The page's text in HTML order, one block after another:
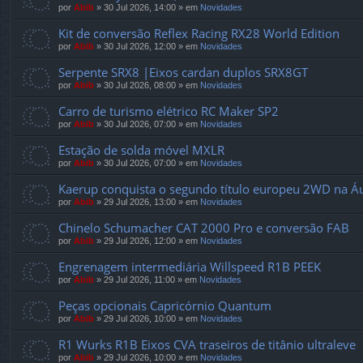
por Abib » 30 Jul 2026, 14:00 » em Novidades
Kit de conversão Reflex Racing RX28 World Edition
por Abib » 30 Jul 2026, 12:00 » em Novidades
Serpente SRX8 |Eixos cardan duplos SRX8GT
por Abib » 30 Jul 2026, 08:00 » em Novidades
Carro de turismo elétrico RC Maker SP2
por Abib » 30 Jul 2026, 07:00 » em Novidades
Estação de solda móvel MXLR
por Abib » 30 Jul 2026, 07:00 » em Novidades
Kaerup conquista o segundo título europeu 2WD na
por Abib » 29 Jul 2026, 13:00 » em Novidades
Chinelo Schumacher CAT 2000 Pro e conversão FAB
por Abib » 29 Jul 2026, 12:00 » em Novidades
Engrenagem intermediária Willspeed R1B PEEK
por Abib » 29 Jul 2026, 11:00 » em Novidades
Peças opcionais Capricórnio Quantum
por Abib » 29 Jul 2026, 10:00 » em Novidades
R1 Wurks R1B Eixos CVA traseiros de titânio ultraleve
por Abib » 29 Jul 2026, 10:00 » em Novidades